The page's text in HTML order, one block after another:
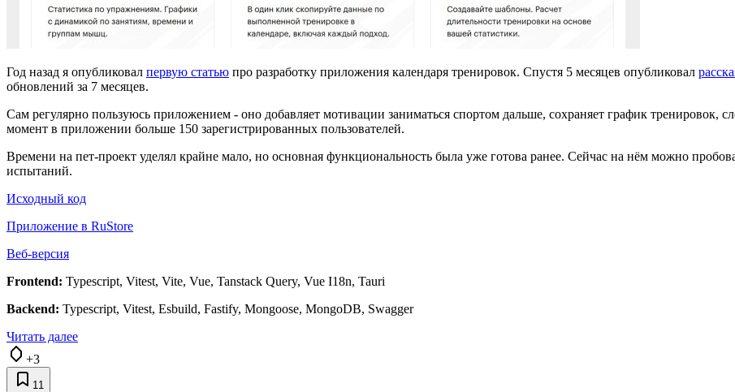
Год назад я опубликовал первую статью про разработку приложения календаря тренировок. Спустя 5 месяцев опубликовал
обновлений за 7 месяцев.
Сам регулярно пользуюсь приложением - оно добавляет мотивации заниматься спортом дальше, сохраняет график
момент в приложении больше 150 зарегистрированных пользователей.
Времени на пет-проект уделял крайне мало, но основная функциональность была уже готова ранее. Сейчас на нём можно
испытаний.
Исходный код
Приложение в RuStore
Веб-версия
Frontend: Typescript, Vitest, Vite, Vue, Tanstack Query, Vue I18n, Tauri
Backend: Typescript, Vitest, Esbuild, Fastify, Mongoose, MongoDB, Swagger
Читать далее
+3
11